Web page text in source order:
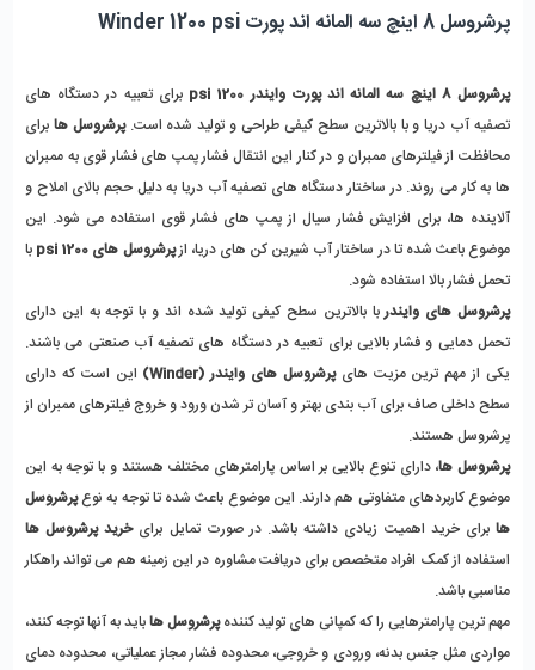
پرشروسل 8 اینچ سه المانه اند پورت Winder 1200 psi
پرشروسل 8 اینچ سه المانه اند پورت وایندر 1200 psi
تصفیه آب دریا و با بالاترین سطح کیفی طراحی و تولید شده است. پرشروسل ها
موضوع باعث شده تا در ساختار آب شیرین کن های دریا، از پرشروسل های 1200 psi
تحمل فشار بالا استفاده شود.
پرشروسل های وایندر
یکی از مهم ترین مزیت های پرشروسل های وایندر (Winder)
پرشروسل هستند.
پرشروسل ها
موضوع کاربردهای متفاوتی هم دارند. این موضوع باعث شده تا توجه به نوع
ها برای خرید اهمیت زیادی داشته باشد. در صورت تمایل برای خرید پرشروسل ها
مناسبی باشد.
مهم ترین پارامترهایی را که کمپانی های تولید کننده پرشروسل ها